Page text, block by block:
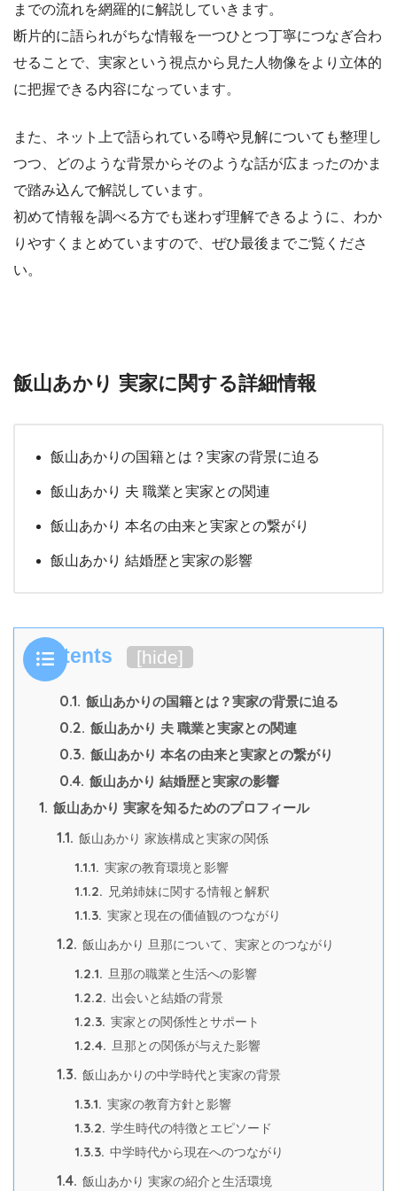
までの流れを網羅的に解説していきます。
断片的に語られがちな情報を一つひとつ丁寧につなぎ合わ
せることで、実家という視点から見た人物像をより立体的
に把握できる内容になっています。
また、ネット上で語られている噂や見解についても整理し
つつ、どのような背景からそのような話が広まったのかま
で踏み込んで解説しています。
初めて情報を調べる方でも迷わず理解できるように、わか
りやすくまとめていますので、ぜひ最後までご覧くださ
い。
飯山あかり 実家に関する詳細情報
飯山あかりの国籍とは？実家の背景に迫る
飯山あかり 夫 職業と実家との関連
飯山あかり 本名の由来と実家との繋がり
飯山あかり 結婚歴と実家の影響
Contents [hide]
0.1. 飯山あかりの国籍とは？実家の背景に迫る
0.2. 飯山あかり 夫 職業と実家との関連
0.3. 飯山あかり 本名の由来と実家との繋がり
0.4. 飯山あかり 結婚歴と実家の影響
1. 飯山あかり 実家を知るためのプロフィール
1.1. 飯山あかり 家族構成と実家の関係
1.1.1. 実家の教育環境と影響
1.1.2. 兄弟姉妹に関する情報と解釈
1.1.3. 実家と現在の価値観のつながり
1.2. 飯山あかり 旦那について、実家とのつながり
1.2.1. 旦那の職業と生活への影響
1.2.2. 出会いと結婚の背景
1.2.3. 実家との関係性とサポート
1.2.4. 旦那との関係が与えた影響
1.3. 飯山あかりの中学時代と実家の背景
1.3.1. 実家の教育方針と影響
1.3.2. 学生時代の特徴とエピソード
1.3.3. 中学時代から現在へのつながり
1.4. 飯山あかり 実家の紹介と生活環境